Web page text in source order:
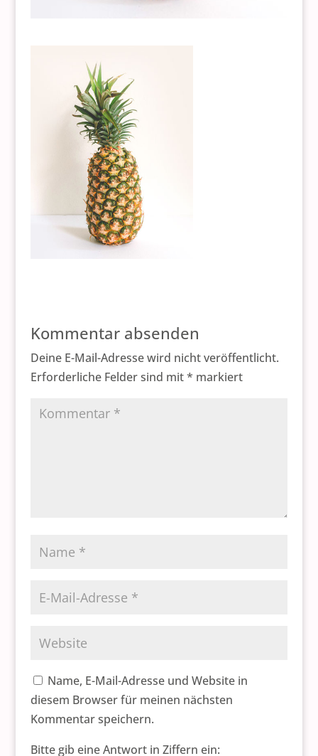
Kommentar absenden
Deine E-Mail-Adresse wird nicht veröffentlicht.
Erforderliche Felder sind mit* markiert
Name, E-Mail-Adresse und Website in
diesem Browser für meinen nächsten
Kommentar speichern.
Bitte gib eine Antwort in Ziffern ein: